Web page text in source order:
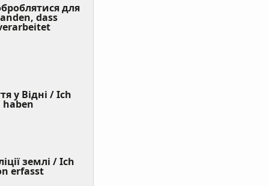
для
dass
у Відні / Ich
(Value
землі / Ich
erfasst